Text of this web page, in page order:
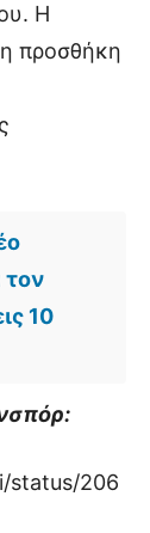
Η
προσθήκη
10
status/206